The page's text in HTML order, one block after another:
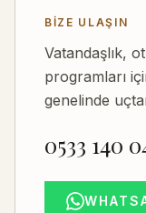
BIZE ULAŞIN
Vatandaşlık,
programları
genelinde
0533 140